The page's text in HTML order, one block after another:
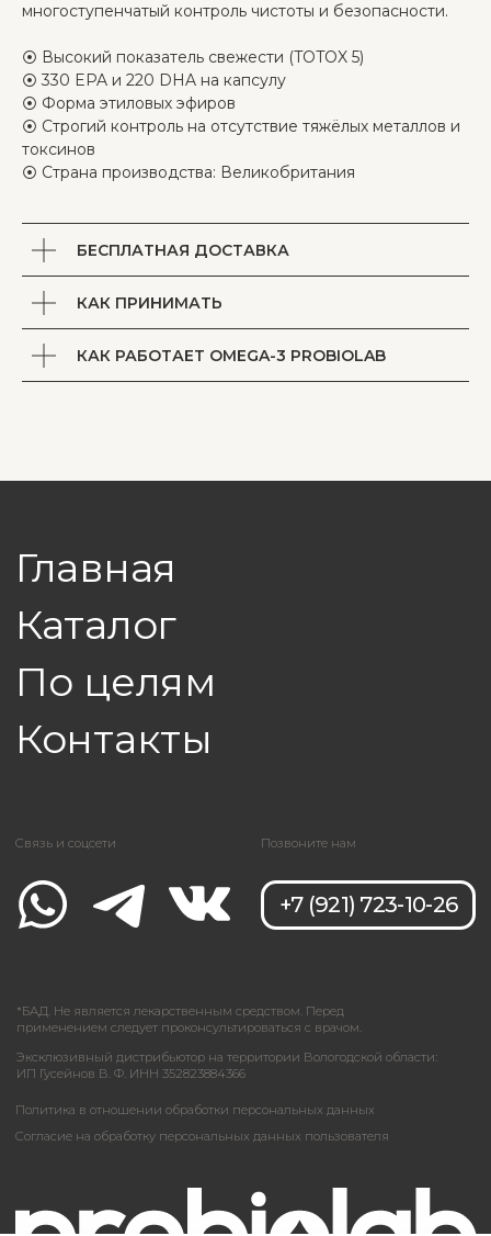
многоступенчатый контроль чистоты и безопасности.
⦿ Высокий показатель свежести (TOTOX 5)
⦿ 330 EPA и 220 DHA на капсулу
⦿ Форма этиловых эфиров
⦿ Строгий контроль на отсутствие тяжёлых металлов и
токсинов
⦿ Страна производства: Великобритания
БЕСПЛАТНАЯ ДОСТАВКА
КАК ПРИНИМАТЬ
КАК РАБОТАЕТ OMEGA-3 PROBIOLAB
Главная
Каталог
По целям
Контакты
применением следует проконсультироваться с врачом.
Связь и соцсети Позвоните нам
+7 (921) 723-10-26